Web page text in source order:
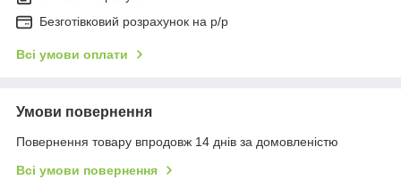
Безготівковий розрахунок на р/р
Всі умови оплати
Умови повернення
Повернення товару впродовж 14 днів за домовленістю
Всі умови повернення